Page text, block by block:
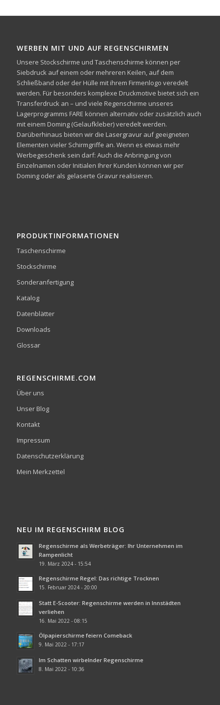
WERBEN MIT UND AUF REGENSCHIRMEN
Unsere Stockschirme und Taschenschirme können per
Siebdruck auf einem oder mehreren Keilen, auf dem
Schließband oder der Hülle mit ihrem Firmenlogo veredelt
werden. Für besonders komplexe Druckmotive bietet sich ein
Transferdruck an – und viele Regenschirme unseres
Lagerprogramms FARE können alternativ oder zusätzlich auch
mit einem Doming (Gelaufkleber) veredelt werden.
Darüberhinaus bieten wir die Lasergravur auf geeigneten
Elementen vieler Schirmgriffe an. Wenn es etwas mehr
Werbegeschenk sein darf: Auch die Anbringung von
Einzelnamen oder Initialen Ihrer Kunden können wir per
Doming oder als gelaserte Gravur realisieren.
PRODUKTINFORMATIONEN
Taschenschirme
Stockschirme
Sonderanfertigung
Katalog
Datenblätter
Downloads
Glossar
REGENSCHIRME.COM
Über uns
Unser Blog
Kontakt
Impressum
Datenschutzerklärung
Mein Merkzettel
NEU IM REGENSCHIRM BLOG
Regenschirme als Werbeträger: Ihr Unternehmen im
Rampenlicht
19. März 2024 - 15:54
Regenschirme Regel: Das richtige Trocknen
15. Februar 2024 - 20:00
Statt E-Scooter: Regenschirme werden in Innstädten
verliehen
16. Mai 2022 - 08:15
Ölpapierschirme feiern Comeback
9. Mai 2022 - 17:17
Im Schatten wirbelnder Regenschirme
8. Mai 2022 - 10:36